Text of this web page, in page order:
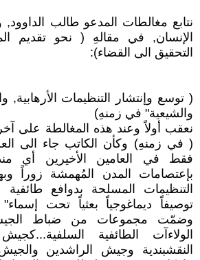
نتابع مغالطات المدعو طالب
الإنسان, في مقالهِ ( نحو تقديم
التحقيق الى القضاء):
( توسع وإنتشار التنظيمات الأرهابية,
والشيعية" في زمنهِ)
نعقب أولاً وعند هذه المغالطة على
( في زمنهِ) وكأن الكاتب جاء الى
فقط في العامين الأخيرين أي
بإعتصامات المدن المُهمشة زوراً
التنظيمات المسلحة بدوافع
توصيفاً ديماغوجياً بعثياً تحت
وضمّت مجموعات من ضباط
الولاءآت الطائفية
النقشبندية وجيش الراشدين